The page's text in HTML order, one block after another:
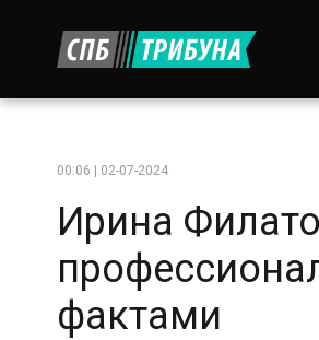
00:06 | 02-07-2024
Ирина
фактами